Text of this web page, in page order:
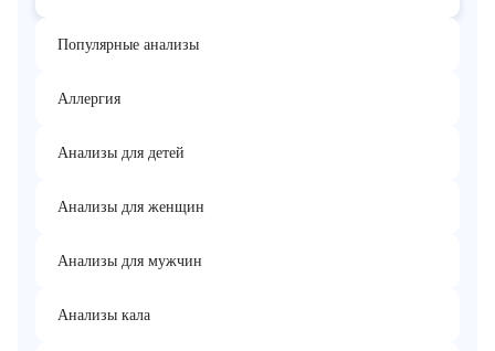
Популярные анализы
Аллергия
Анализы для детей
Анализы для женщин
Анализы для мужчин
Анализы кала